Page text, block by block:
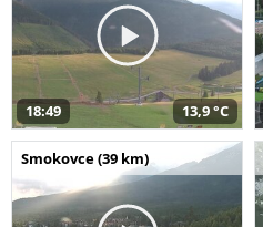
18:49 13,9 °C
Smokovce (39 km)